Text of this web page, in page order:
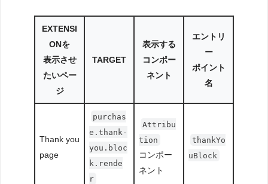
EXTENSI
ONを
表示させ
たいペー
ジ
TARGET
表示する
コンポー
ネント
エントリ
ー
ポイント
名
Thank you
page
purchas
e.thank-
you.bloc
k.rende
r
Attribu
tion
コンポー
ネント
thankYo
uBlock